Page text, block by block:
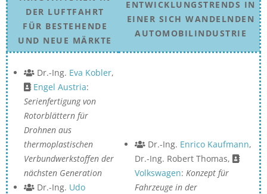
DER LUFTFAHRT
FÜR BESTEHENDE
UND NEUE MÄRKTE
ENTWICKLUNGSTRENDS IN
EINER SICH WANDELNDEN
AUTOMOBILINDUSTRIE
Dr.-Ing. Eva Kobler,
Engel Austria:
Serienfertigung von
Rotorblättern für
Drohnen aus
thermoplastischen
Verbundwerkstoffen der
nächsten Generation
Dr.-Ing. Udo
Dr.-Ing. Enrico Kaufmann,
Dr.-Ing. Robert Thomas,
Volkswagen: Konzept für
Fahrzeuge in der